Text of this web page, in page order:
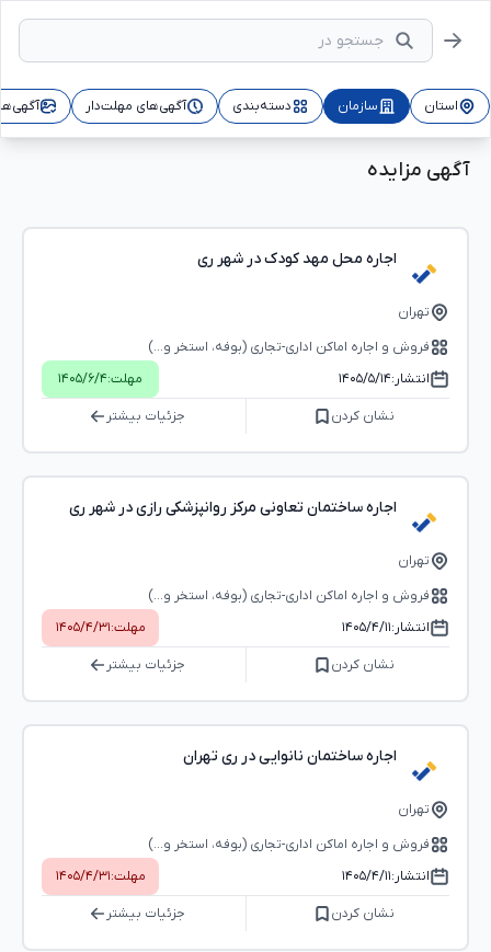
استان سازمان دسته‌بندی آگهی‌های مهلت‌دار
آگهی مزایده
اجاره محل مهد کودک در شهر ری
تهران
فروش و اجاره اماکن اداری-تجاری (بوفه، استخر و...)
انتشار:۱۴۰۵/۵/۱۴ مهلت:۱۴۰۵/۶/۴
نشان کردن جزئیات بیشتر
اجاره ساختمان تعاونی مرکز روانپزشکی رازی در شهر ری
تهران
فروش و اجاره اماکن اداری-تجاری (بوفه، استخر و...)
انتشار:۱۴۰۵/۴/۱۱ مهلت:۱۴۰۵/۴/۳۱
نشان کردن جزئیات بیشتر
اجاره ساختمان نانوایی در ری تهران
تهران
فروش و اجاره اماکن اداری-تجاری (بوفه، استخر و...)
انتشار:۱۴۰۵/۴/۱۱ مهلت:۱۴۰۵/۴/۳۱
نشان کردن جزئیات بیشتر